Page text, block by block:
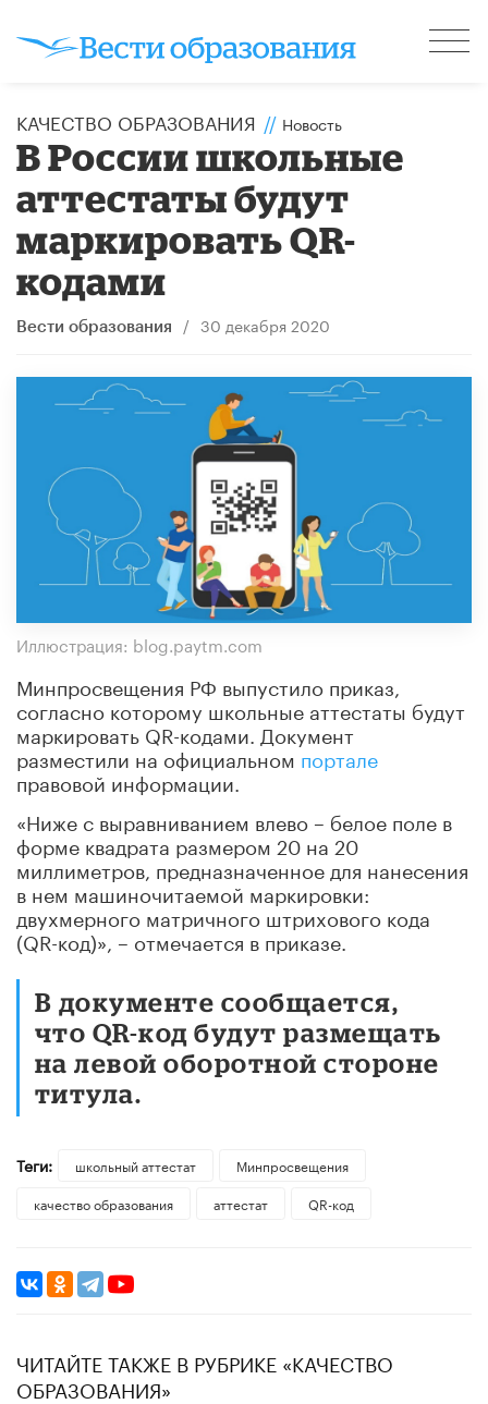
КАЧЕСТВО ОБРАЗОВАНИЯ // Новость
В России школьные
аттестаты будут
маркировать QR-
кодами
Вести образования / 30 декабря 2020
Иллюстрация: blog.paytm.com
Минпросвещения РФ выпустило приказ,
согласно которому школьные аттестаты будут
маркировать QR-кодами. Документ
разместили на официальномпортале
правовой информации.
«Ниже с выравниванием влево – белое поле в
форме квадрата размером 20 на 20
миллиметров, предназначенное для нанесения
в нем машиночитаемой маркировки:
двухмерного матричного штрихового кода
(QR-код)», – отмечается в приказе.
В документе сообщается,
что QR-код будут размещать
на левой оборотной стороне
титула.
Теги: школьный аттестат
Минпросвещения
качество образования
аттестат QR-код
ЧИТАЙТЕ ТАКЖЕ В РУБРИКЕ «КАЧЕСТВО
ОБРАЗОВАНИЯ»